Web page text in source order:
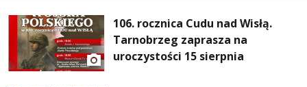
106. rocznica Cudu nad Wisłą.
Tarnobrzeg zaprasza na
uroczystości 15 sierpnia